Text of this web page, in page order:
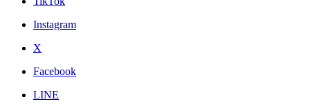
Instagram
X
Facebook
LINE